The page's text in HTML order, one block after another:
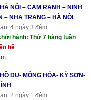
NỘI – CAM RANH – NINH
– NHA TRANG – HÀ NỘI
4 ngày 3 đêm
hành: Thứ 7 hàng tuần
hệ
DỤ- MÔNG HÓA- KỲ SƠN-
2 ngày 1 đêm